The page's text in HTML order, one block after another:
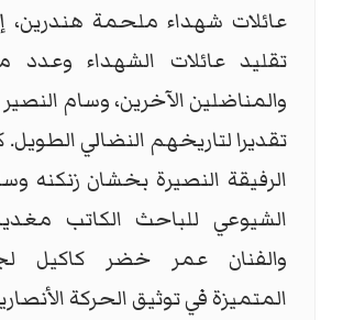
عائلات شهداء ملحمة هندرين،
تقليد عائلات الشهداء وعدد
والمناضلين الآخرين، وسام
تقديرا لتاريخهم النضالي
الرفيقة النصيرة بخشان زنكنه
الشيوعي للباحث الكاتب
والفنان عمر خضر كاكيل
المتميزة في توثيق الحركة